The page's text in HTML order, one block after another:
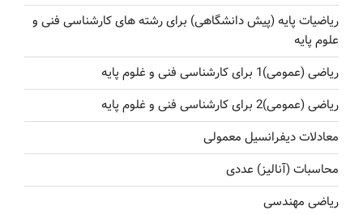
ریاضیات پایه (پیش دانشگاهی) برای رشته های کارشناسی فنی و
علوم پایه
ریاضی (عمومی)1 برای کارشناسی فنی و غلوم پایه
ریاضی (عمومی)2 برای کارشناسی فنی و غلوم پایه
معادلات دیفرانسیل معمولی
محاسبات (آنالیز) عددی
ریاضی مهندسی